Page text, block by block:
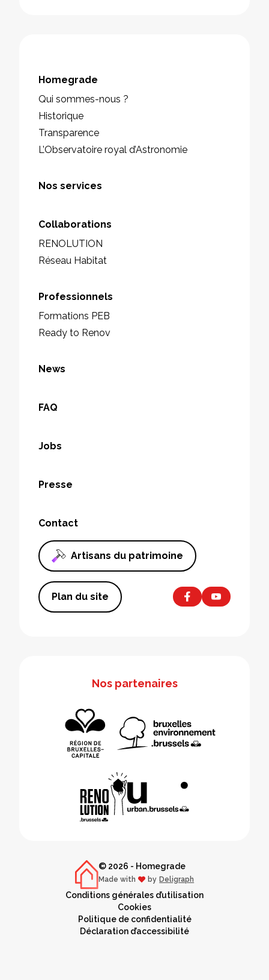
Homegrade
Qui sommes-nous ?
Historique
Transparence
L’Observatoire royal d’Astronomie
Nos services
Collaborations
RENOLUTION
Réseau Habitat
Professionnels
Formations PEB
Ready to Renov
News
FAQ
Jobs
Presse
Contact
Artisans du patrimoine
Plan du site
Nos partenaires
© 2026 - Homegrade
Made with love
by Deligraph
Conditions générales d’utilisation
Cookies
Politique de confidentialité
Déclaration d’accessibilité